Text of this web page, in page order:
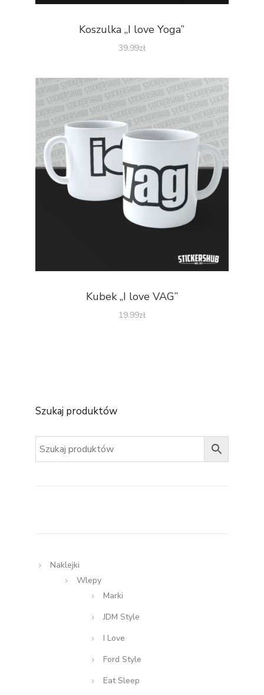
Koszulka „I love Yoga”
39.99zł
Kubek „I love VAG”
19.99zł
Szukaj produktów
Naklejki
Wlepy
Marki
JDM Style
I Love
Ford Style
Eat Sleep